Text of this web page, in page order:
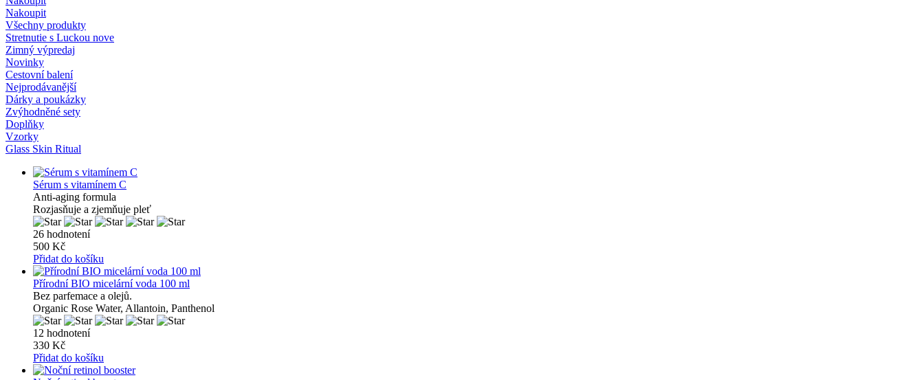
Nakoupit
Všechny produkty
Stretnutie s Luckou nove
Zimný výpredaj
Novinky
Cestovní balení
Nejprodávanější
Dárky a poukázky
Zvýhodněné sety
Doplňky
Vzorky
Glass Skin Ritual
Sérum s vitamínem C
Anti-aging formula
Rozjasňuje a zjemňuje pleť
26 hodnotení
500 Kč
Přidat do košíku
Přírodní BIO micelární voda 100 ml
Bez parfemace a olejů.
Organic Rose Water, Allantoin, Panthenol
12 hodnotení
330 Kč
Přidat do košíku